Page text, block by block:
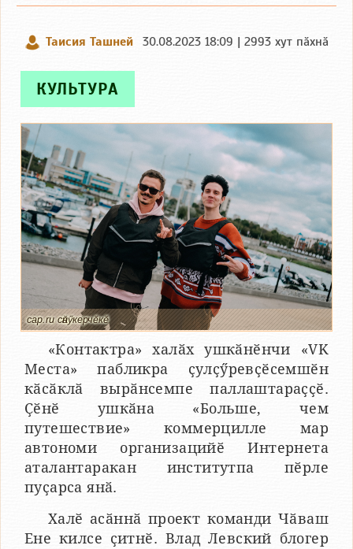
Таисия Ташней 30.08.2023 18:09 | 2993 хут пӑхнӑ
КУЛЬТУРА
cap.ru сӑнӳкерчӗкӗ
«Контактра» халӑх ушкӑнӗнчи «VK
Места» пабликра ҫулҫӳревҫӗсемшӗн
кӑсӑклӑ вырӑнсемпе паллаштараҫҫӗ.
Ҫӗнӗ ушкӑна «Больше, чем
путешествие» коммерцилле мар
автономи организацийӗ Интернета
аталантаракан институтпа пӗрле
пуҫарса янӑ.
Халӗ асӑннӑ проект команди Чӑваш
Ене килсе ҫитнӗ. Влад Левский блогер